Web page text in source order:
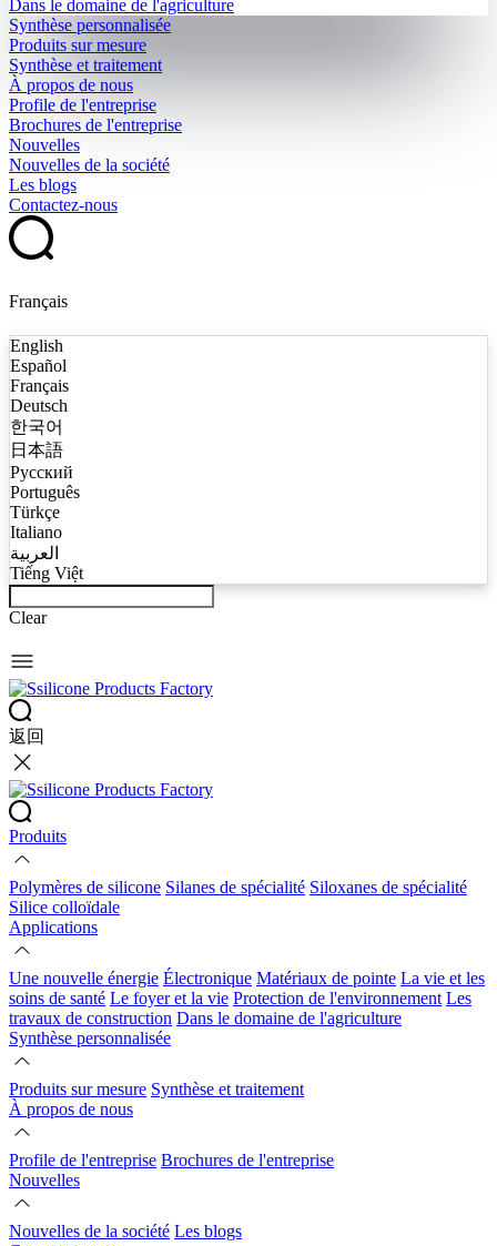
Dans le domaine de l'agriculture
Synthèse personnalisée
Produits sur mesure
Synthèse et traitement
À propos de nous
Profile de l'entreprise
Brochures de l'entreprise
Nouvelles
Nouvelles de la société
Les blogs
Contactez-nous
Français
English
Español
Français
Deutsch
한국어
日本語
Русский
Português
Türkçe
Italiano
العربية
Tiếng Việt
Clear
返回
Produits
Polymères de silicone Silanes de spécialité Siloxanes de spécialité
Silice colloïdale
Applications
Une nouvelle énergie Électronique Matériaux de pointe La vie et les
soins de santé Le foyer et la vie Protection de l'environnement Les
travaux de construction Dans le domaine de l'agriculture
Synthèse personnalisée
Produits sur mesure Synthèse et traitement
À propos de nous
Profile de l'entreprise Brochures de l'entreprise
Nouvelles
Nouvelles de la société Les blogs